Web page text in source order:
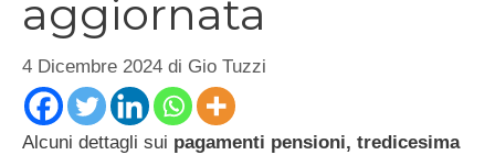
aggiornata
4 Dicembre 2024 di Gio Tuzzi
Alcuni dettagli sui pagamenti pensioni, tredicesima